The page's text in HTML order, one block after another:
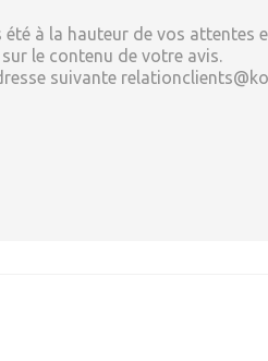
à la hauteur de vos attentes
le contenu de votre avis.
suivante